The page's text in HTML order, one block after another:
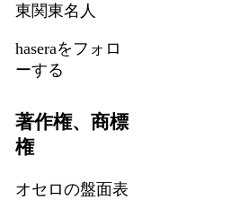
東関東名人
haseraをフォロ
ーする
著作権、商標
権
オセロの盤面表